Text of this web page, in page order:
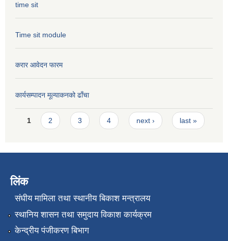
time sit
Time sit module
करार आवेदन फारम
कार्यसम्पादन मूल्या‌कनको ढाँचा
Pages
1 2 3 4 next › last »
लिंक
संघीय मामिला तथा स्थानीय बिकाश मन्त्रालय
स्थानिय शासन तथा समुदाय विकाश कार्यक्रम
केन्द्रीय पंजीकरण बिभाग